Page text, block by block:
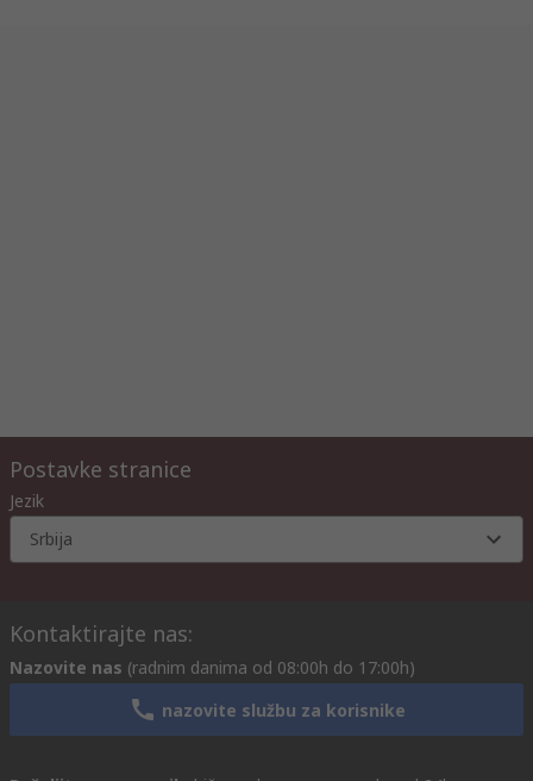
Postavke stranice
Jezik
Srbija
Kontaktirajte nas:
Nazovite nas (radnim danima od 08:00h do 17:00h)
nazovite službu za korisnike